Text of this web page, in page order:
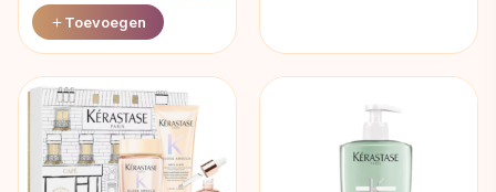
Oorspronkelijke
prijs
was:
€21,23.
Huidige
prijs
is:
€19,00.
Toevoegen